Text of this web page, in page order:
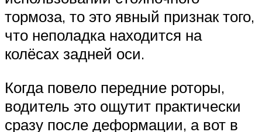
тормоза, то это явный признак того,
что неполадка находится на
колёсах задней оси.
Когда повело передние роторы,
водитель это ощутит практически
сразу после деформации, а вот в